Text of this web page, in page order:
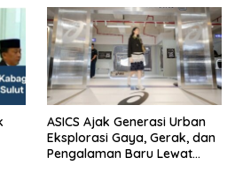
ASICS Ajak Generasi Urban
Eksplorasi Gaya, Gerak, dan
Pengalaman Baru Lewat